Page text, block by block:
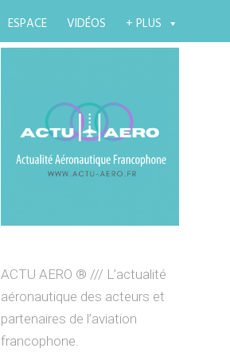
ESPACE VIDÉOS + PLUS
ACTU AERO ® /// L’actualité
aéronautique des acteurs et
partenaires de l’aviation
francophone.